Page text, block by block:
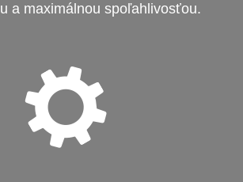
a maximálnou spoľahlivosťou.